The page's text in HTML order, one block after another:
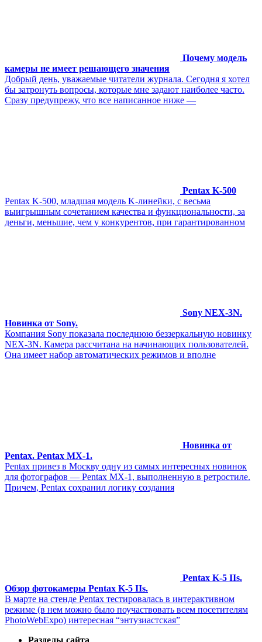
Почему модель
камеры не имеет решающего значения
Добрый день, уважаемые читатели журнала. Сегодня я хотел
бы затронуть вопросы, которые мне задают наиболее часто.
Сразу предупрежу, что все написанное ниже —
Pentax K-500
Pentax K-500, младшая модель K-линейки, c весьма
выигрышным сочетанием качества и функциональности, за
деньги, меньшие, чем у конкурентов, при гарантированном
Sony NEX-3N.
Новинка от Sony.
Компания Sony показала последнюю беззеркальную новинку
NEX-3N. Камера рассчитана на начинающих пользователей.
Она имеет набор автоматических режимов и вполне
Новинка от
Pentax. Pentax MX-1.
Pentax привез в Москву одну из самых интересных новинок
для фотографов — Pentax MX-1, выполненную в ретростиле.
Причем, Pentax сохранил логику создания
Pentax K-5 IIs.
Обзор фотокамеры Pentax K-5 IIs.
В марте на стенде Pentax тестировалась в интерактивном
режиме (в нем можно было поучаствовать всем посетителям
PhotoWebExpo) интересная “энтузиастская”